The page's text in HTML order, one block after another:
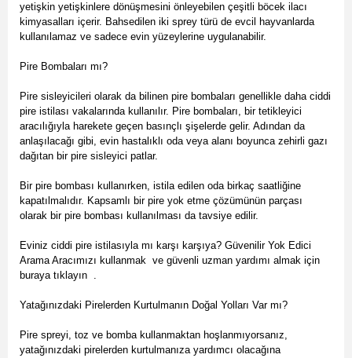
yetişkin yetişkinlere dönüşmesini önleyebilen çeşitli böcek ilacı
kimyasalları içerir. Bahsedilen iki sprey türü de evcil hayvanlarda
kullanılamaz ve sadece evin yüzeylerine uygulanabilir.
Pire Bombaları mı?
Pire sisleyicileri olarak da bilinen pire bombaları genellikle daha ciddi
pire istilası vakalarında kullanılır. Pire bombaları, bir tetikleyici
aracılığıyla harekete geçen basınçlı şişelerde gelir. Adından da
anlaşılacağı gibi, evin hastalıklı oda veya alanı boyunca zehirli gazı
dağıtan bir pire sisleyici patlar.
Bir pire bombası kullanırken, istila edilen oda birkaç saatliğine
kapatılmalıdır. Kapsamlı bir pire yok etme çözümünün parçası
olarak bir pire bombası kullanılması da tavsiye edilir.
Eviniz ciddi pire istilasıyla mı karşı karşıya? Güvenilir Yok Edici
Arama Aracımızı kullanmak ve güvenli uzman yardımı almak için
buraya tıklayın .
Yatağınızdaki Pirelerden Kurtulmanın Doğal Yolları Var mı?
Pire spreyi, toz ve bomba kullanmaktan hoşlanmıyorsanız,
yatağınızdaki pirelerden kurtulmanıza yardımcı olacağına